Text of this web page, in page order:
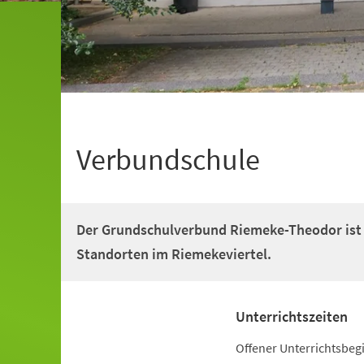
Verbundschule
Der Grundschulverbund Riemeke-Theodor
Standorten im Riemekeviertel.
Unterrichtszeiten
Offener